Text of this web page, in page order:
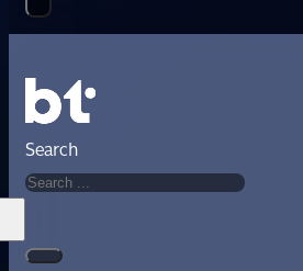
Search